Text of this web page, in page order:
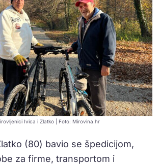
Ivica i Zlatko | Foto: Mirovina.hr
(80) bavio se špedicijom,
za firme, transportom i